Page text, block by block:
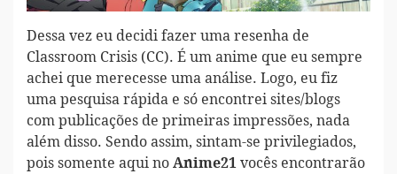
Dessa vez eu decidi fazer uma resenha de
Classroom Crisis (CC). É um anime que eu sempre
achei que merecesse uma análise. Logo, eu fiz
uma pesquisa rápida e só encontrei sites/blogs
com publicações de primeiras impressões, nada
além disso. Sendo assim, sintam-se privilegiados,
pois somente aqui no Anime21 vocês encontrarão